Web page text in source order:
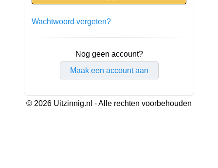
Wachtwoord vergeten?
Nog geen account?
Maak een account aan
© 2026 Uitzinnig.nl - Alle rechten voorbehouden